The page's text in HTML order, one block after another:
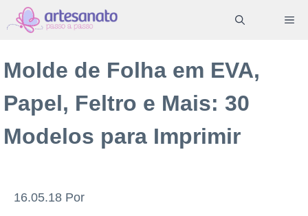
Pular
para
conteúdo
Molde de Folha em EVA,
Papel, Feltro e Mais: 30
Modelos para Imprimir
16.05.18 Por